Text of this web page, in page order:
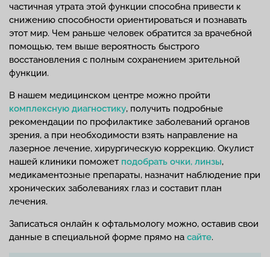
частичная утрата этой функции способна привести к
снижению способности ориентироваться и познавать
этот мир. Чем раньше человек обратится за врачебной
помощью, тем выше вероятность быстрого
восстановления с полным сохранением зрительной
функции.
В нашем медицинском центре можно пройти
комплексную диагностику, получить подробные
рекомендации по профилактике заболеваний органов
зрения, а при необходимости взять направление на
лазерное лечение, хирургическую коррекцию. Окулист
нашей клиники поможет подобрать очки, линзы,
медикаментозные препараты, назначит наблюдение при
хронических заболеваниях глаз и составит план
лечения.
Записаться онлайн к офтальмологу можно, оставив свои
данные в специальной форме прямо на сайте.